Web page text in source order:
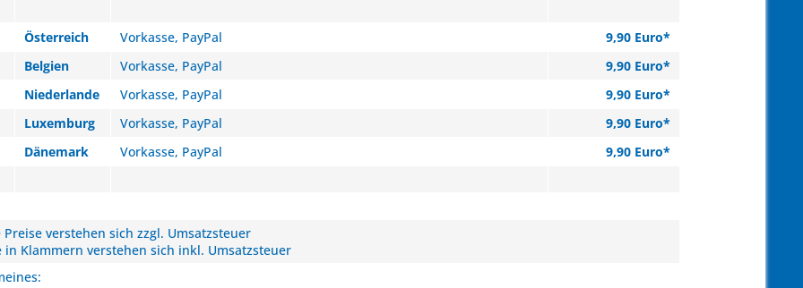
Österreich Vorkasse, PayPal
9,90 Euro*
Belgien
Vorkasse, PayPal
9,90 Euro*
Niederlande
Vorkasse, PayPal
9,90 Euro*
Luxemburg
Vorkasse, PayPal
9,90 Euro*
Dänemark
Vorkasse, PayPal 9,90 Euro*
verstehen sich zzgl. Umsatzsteuer
in Klammern verstehen sich inkl. Umsatzsteuer